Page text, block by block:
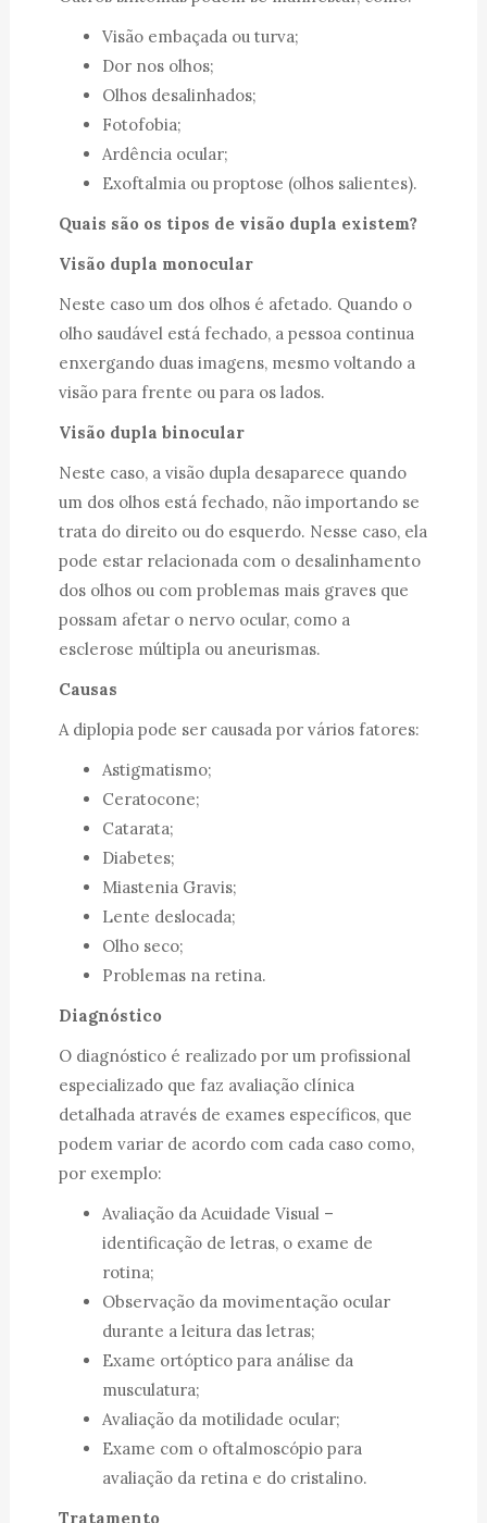
Visão embaçada ou turva;
Dor nos olhos;
Olhos desalinhados;
Fotofobia;
Ardência ocular;
Exoftalmia ou proptose (olhos salientes).
Quais são os tipos de visão dupla existem?
Visão dupla monocular
Neste caso um dos olhos é afetado. Quando o
olho saudável está fechado, a pessoa continua
enxergando duas imagens, mesmo voltando a
visão para frente ou para os lados.
Visão dupla binocular
Neste caso, a visão dupla desaparece quando
um dos olhos está fechado, não importando se
trata do direito ou do esquerdo. Nesse caso, ela
pode estar relacionada com o desalinhamento
dos olhos ou com problemas mais graves que
possam afetar o nervo ocular, como a
esclerose múltipla ou aneurismas.
Causas
A diplopia pode ser causada por vários fatores:
Astigmatismo;
Ceratocone;
Catarata;
Diabetes;
Miastenia Gravis;
Lente deslocada;
Olho seco;
Problemas na retina.
Diagnóstico
O diagnóstico é realizado por um profissional
especializado que faz avaliação clínica
detalhada através de exames específicos, que
podem variar de acordo com cada caso como,
por exemplo:
Avaliação da Acuidade Visual –
identificação de letras, o exame de
rotina;
Observação da movimentação ocular
durante a leitura das letras;
Exame ortóptico para análise da
musculatura;
Avaliação da motilidade ocular;
Exame com o oftalmoscópio para
avaliação da retina e do cristalino.
Tratamento